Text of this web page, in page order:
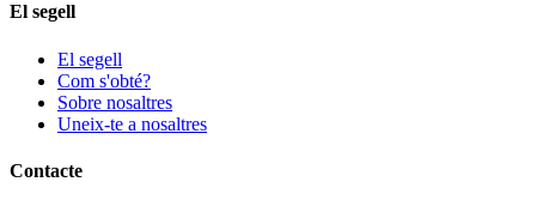
El segell
El segell
Com s'obté?
Sobre nosaltres
Uneix-te a nosaltres
Contacte